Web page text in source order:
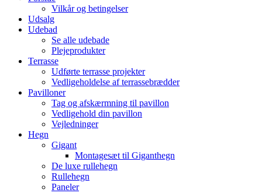
Vilkår og betingelser
Udsalg
Udebad
Se alle udebade
Plejeprodukter
Terrasse
Udførte terrasse projekter
Vedligeholdelse af terrassebrædder
Pavilloner
Tag og afskærmning til pavillon
Vedligehold din pavillon
Vejledninger
Hegn
Gigant
Montagesæt til Giganthegn
De luxe rullehegn
Rullehegn
Paneler